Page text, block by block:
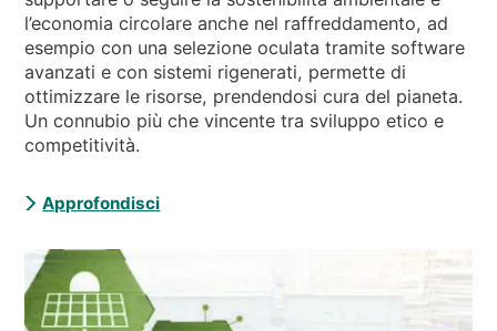
l’economia circolare anche nel raffreddamento, ad
esempio con una selezione oculata tramite software
avanzati e con sistemi rigenerati, permette di
ottimizzare le risorse, prendendosi cura del pianeta.
Un connubio più che vincente tra sviluppo etico e
competitività.
Approfondisci